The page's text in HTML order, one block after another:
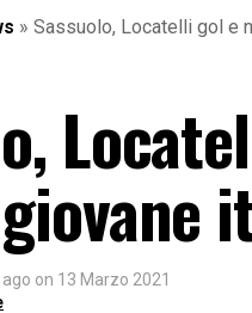
» Sassuolo, Locatelli gol e
on 13 Marzo 2021